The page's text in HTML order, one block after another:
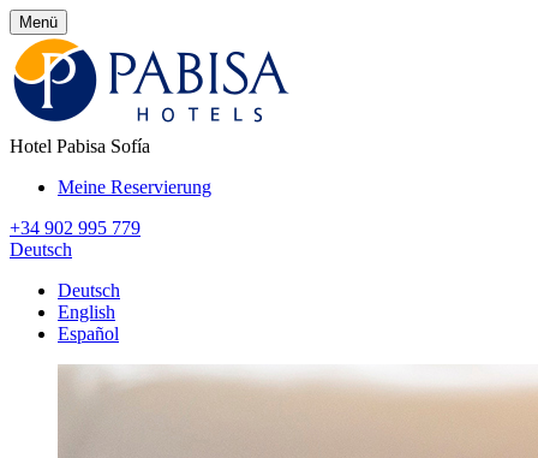
Menü
Hotel Pabisa Sofía
Meine Reservierung
+34 902 995 779
Deutsch
Deutsch
English
Español